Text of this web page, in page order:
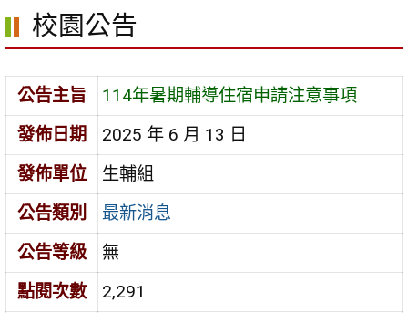
區
校園公告
公告主旨
114年暑期輔導住宿申請注意事項
發佈日期
2025 年 6 月 13 日
發佈單位
生輔組
公告類別
最新消息
公告等級
無
點閱次數
2,291